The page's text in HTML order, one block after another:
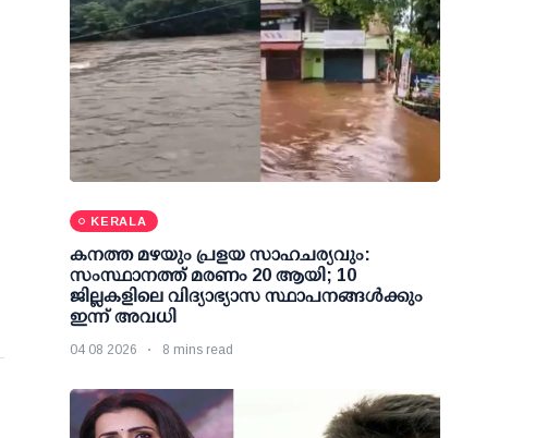
KERALA
കനത്ത മഴയും പ്രളയ സാഹചര്യവും:
സംസ്ഥാനത്ത് മരണം 20 ആയി; 10
ജില്ലകളിലെ വിദ്യാഭ്യാസ സ്ഥാപനങ്ങള്‍ക്കും
ഇന്ന് അവധി
04 08 2026 8 mins read